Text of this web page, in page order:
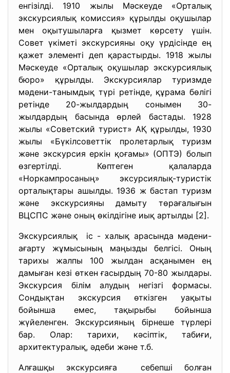
енгізілді. 1910 жылы Мәскеуде «Орталық
экскурсиялық комиссия» құрылды оқушылар
мен оқытушыларға қызмет көрсету үшін.
Совет үкіметі экскурсияны оқу үрдісінде ең
қажет элементі деп қарастырды. 1918 жылы
Мәскеуде «Орталық оқушылар экскурсиялық
бюро» құрылды. Экскурсиялар туризмде
мәдени-танымдық түрі ретінде, құрама бөлігі
ретінде 20-жылдардың сонымен 30-
жылдардың басында өрлей бастады. 1928
жылы «Советский турист» АҚ құрылды, 1930
жылы «Бүкілсоветтік пролетарлық туризм
және экскурсия еркін қоғамы» (ОПТЭ) болып
өзгертілді. Көптеген қалаларда
«Норкампросаның» эксурсиялық-туристік
орталықтары ашылды. 1936 ж бастап туризм
және экскурсияны дамыту төрағалығын
ВЦСПС және оның өкілдігіне иық артылды [2].
Экскурсиялық іс - халық арасында мәдени-
ағарту жұмысының маңызды белгісі. Оның
тарихы жалпы 100 жылдан асқанымен ең
дамыған кезі өткен ғасырдың 70-80 жылдары.
Экскурсия білім алудың негізгі формасы.
Сондықтан экскурсия өткізген уақыты
бойынша емес, тақырыбы бойынша
жүйеленген. Экскурсияның бірнеше түрлері
бар. Олар: тарихи, кәсіптік, табиғи,
архитектуралық, әдеби және т.б.
Алғашқы экскурсияға себепші болған